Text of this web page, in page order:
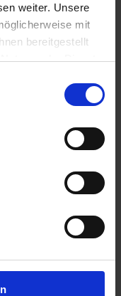
weiter. Unsere
mit
bereitgestellt
der Dienste